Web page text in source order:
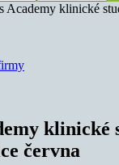
Academy klinické
klinické
června